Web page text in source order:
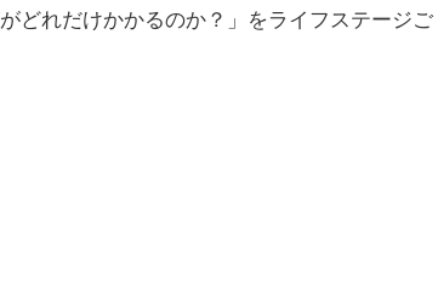
どれだけかかるのか？」をライフステージご